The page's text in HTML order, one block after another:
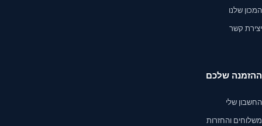
שלנו
קשר
שלכם
שלי
והחזרות